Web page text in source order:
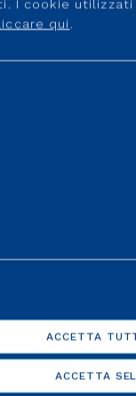
I cookie
qui .
ACCETTA
ACCETTA